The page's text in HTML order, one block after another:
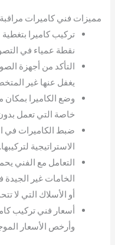
مميزات فني كاميرات
تركيب كاميرا
نقطة عمياء في
التأكد من أجهزة
يغفل عنها غير
وضع الكاميرا بمكان
خاصة التي تعمل بدون
ضبط الكاميرات في
الاستراتيجية لتركيبها.
التعامل مع الفني
الخامات غير الجيدة
أو الأسلاك التي لا
أسعار فني تركيب
وأرخص الأسعار